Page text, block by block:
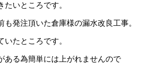
たいところです。
も発注頂いた倉庫様の漏水改良工事。
いたところです。
ある為簡単には上がれませんので